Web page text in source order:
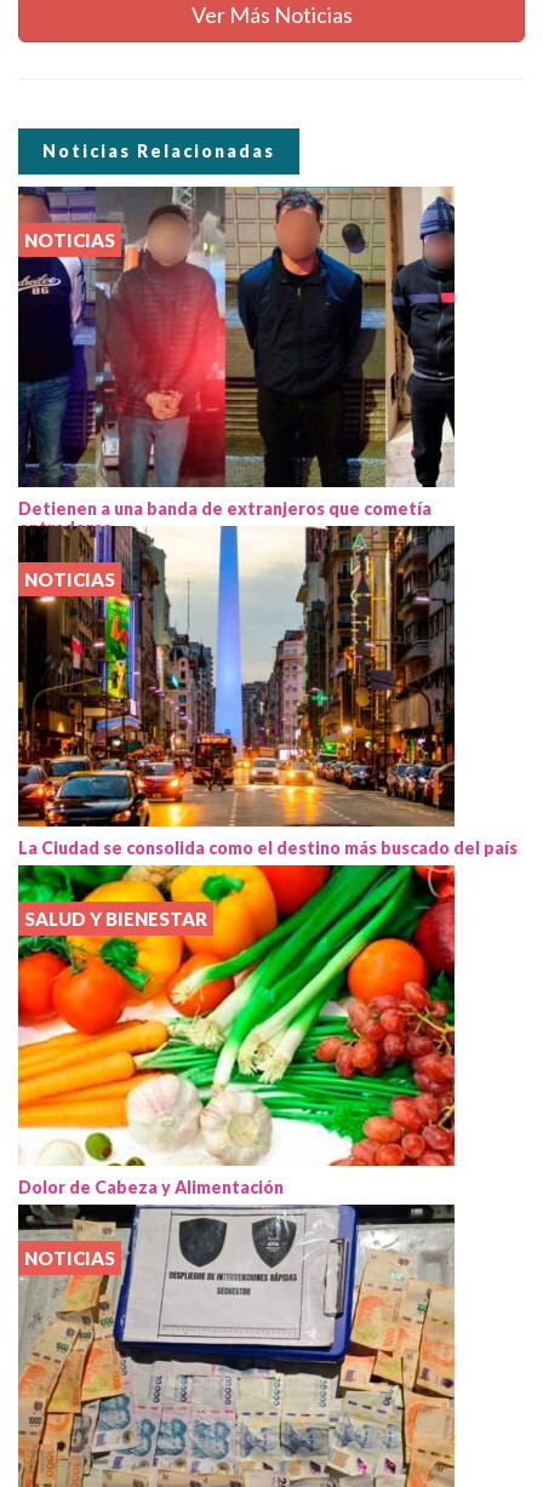
Ver Más Noticias
Noticias Relacionadas
NOTICIAS
Detienen a una banda de extranjeros que cometía
entraderas
NOTICIAS
La Ciudad se consolida como el destino más buscado del país
SALUD Y BIENESTAR
Dolor de Cabeza y Alimentación
NOTICIAS